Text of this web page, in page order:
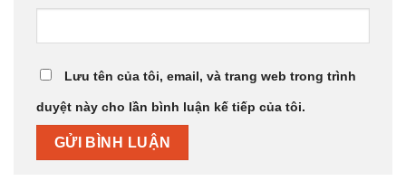
Lưu tên của tôi, email, và trang web trong trình
duyệt này cho lần bình luận kế tiếp của tôi.